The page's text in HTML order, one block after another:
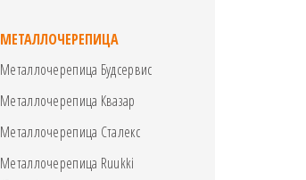
МЕТАЛЛОЧЕРЕПИЦА
Металлочерепица Будсервис
Металлочерепица Квазар
Металлочерепица Сталекс
Металлочерепица Ruukki